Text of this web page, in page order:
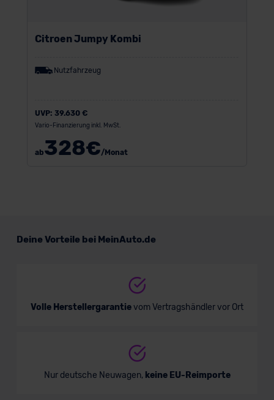
Citroen Jumpy Kombi
Nutzfahrzeug
UVP: 39.630 €
Vario-Finanzierung inkl. MwSt.
ab328€/Monat
Deine Vorteile bei MeinAuto.de
Volle Herstellergarantievom Vertragshändler vor Ort
Nur deutsche Neuwagen, keine EU-Reimporte